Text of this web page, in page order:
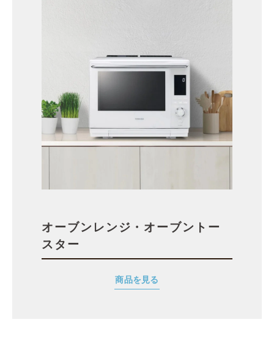
オーブンレンジ・オーブントー
スター
商品を見る